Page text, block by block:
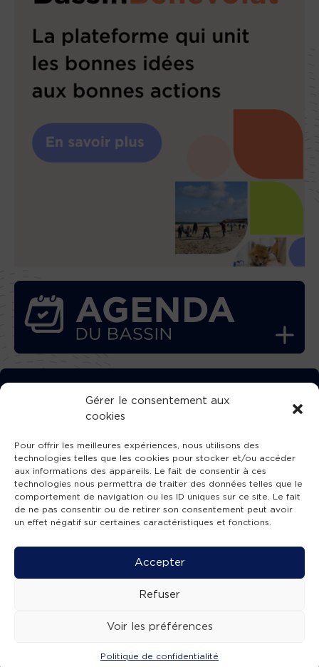
Gérer le consentement aux
cookies
Pour offrir les meilleures expériences, nous utilisons des
technologies telles que les cookies pour stocker et/ou accéder
aux informations des appareils. Le fait de consentir à ces
technologies nous permettra de traiter des données telles que le
comportement de navigation ou les ID uniques sur ce site. Le fait
de ne pas consentir ou de retirer son consentement peut avoir
un effet négatif sur certaines caractéristiques et fonctions.
Accepter
Refuser
Voir les préférences
Politique de confidentialité
ÉMISSIONS AGENDA
TÉLÉCHARGEZ GRATUITEMENT
L’APPLICATION TVBA !
SUIVEZ-NOUS !
Mentions légales -Accessibilité